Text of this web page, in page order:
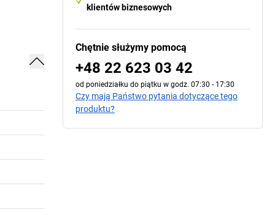
klientów biznesowych
Chętnie służymy pomocą
+48 22 623 03 42
od poniedziałku do piątku w godz. 07:30 - 17:30
Czy mają Państwo pytania dotyczące tego
produktu?